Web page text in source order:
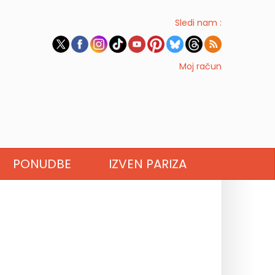
Sledi nam :
Moj račun
PONUDBE IZVEN PARIZA